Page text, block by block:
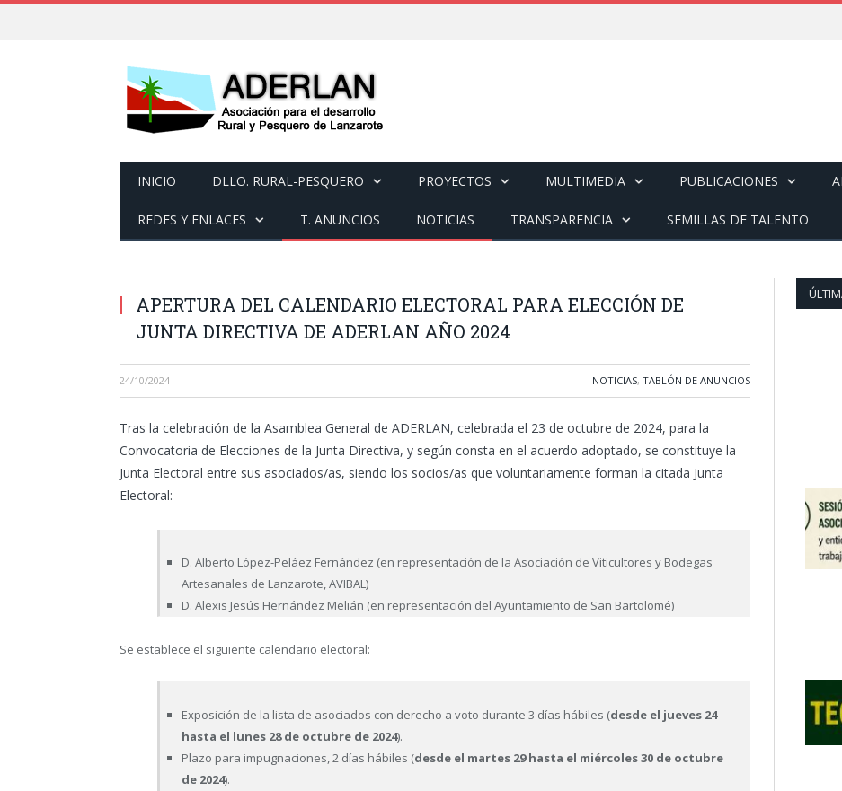
INICIO DLLO. RURAL-PESQUERO PROYECTOS MULTIMEDIA PUBLICACIONES
REDES Y ENLACES T. ANUNCIOS NOTICIAS TRANSPARENCIA SEMILLAS DE TALENTO
APERTURA DEL CALENDARIO ELECTORAL PARA ELECCIÓN DE
JUNTA DIRECTIVA DE ADERLAN AÑO 2024
24/10/2024 NOTICIAS, TABLÓN DE ANUNCIOS
Tras la celebración de la Asamblea General de ADERLAN, celebrada el 23 de octubre de 2024, para la
Convocatoria de Elecciones de la Junta Directiva, y según consta en el acuerdo adoptado, se constituye la
Junta Electoral entre sus asociados/as, siendo los socios/as que voluntariamente forman la citada Junta
Electoral:
D. Alberto López-Peláez Fernández (en representación de la Asociación de Viticultores y Bodegas
Artesanales de Lanzarote, AVIBAL)
D. Alexis Jesús Hernández Melián (en representación del Ayuntamiento de San Bartolomé)
Se establece el siguiente calendario electoral:
Exposición de la lista de asociados con derecho a voto durante 3 días hábiles (desde el jueves 24
hasta el lunes 28 de octubre de 2024).
Plazo para impugnaciones, 2 días hábiles (desde el martes 29 hasta el miércoles 30 de octubre
de 2024).